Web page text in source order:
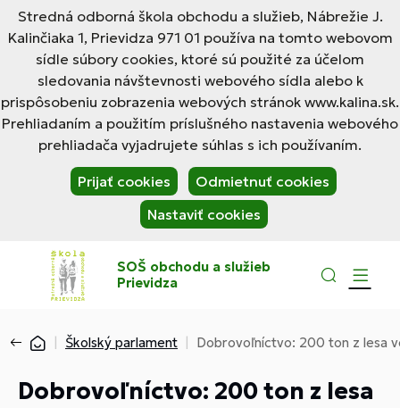
Stredná odborná škola obchodu a služieb, Nábrežie J.
Kalinčiaka 1, Prievidza 971 01 používa na tomto webovom
sídle súbory cookies, ktoré sú použité za účelom
sledovania návštevnosti webového sídla alebo k
prispôsobeniu zobrazenia webových stránok www.kalina.sk.
Prehliadaním a použitím príslušného nastavenia webového
prehliadača vyjadrujete súhlas s ich používaním.
Prijať cookies
Odmietnuť cookies
Nastaviť cookies
SOŠ obchodu a služieb
Prievidza
Školský parlament Dobrovoľníctvo: 200 ton z lesa
Dobrovoľníctvo: 200 ton z lesa